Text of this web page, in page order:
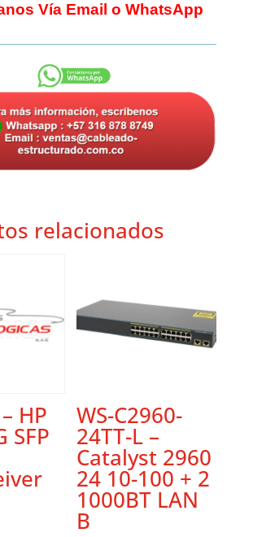
Vía Email o WhatsApp
relacionados
HP
SFP
WS-C2960-
24TT-L –
Catalyst 2960
24 10-100 + 2
1000BT LAN
B